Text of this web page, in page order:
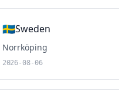
🇸🇪Sweden
Norrköping
2026-08-06